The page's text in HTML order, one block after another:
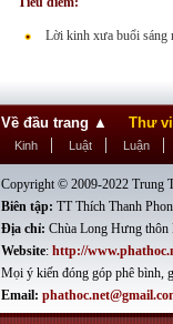
Lời kinh xưa buổi sáng
Về đầu trang ▲ Thư
Kinh Luật Luận
Copyright © 2009-2022 Trung
Biên tập: TT Thích Thanh
Địa chỉ: Chùa Long Hưng
Website: http://
Mọi ý kiến đóng góp phê bình,
Email: